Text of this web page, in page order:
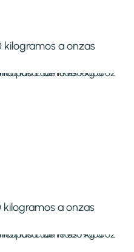
kilogramos a onzas
a onzas